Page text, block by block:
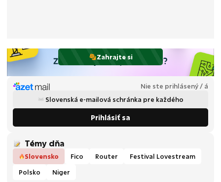
Zahrajte si
Nie ste prihlásený / á
Slovenská e-mailová schránka pre každého
Prihlásiť sa
Témy dňa
Slovensko Fico Router
Festival Lovestream
Polsko
Niger